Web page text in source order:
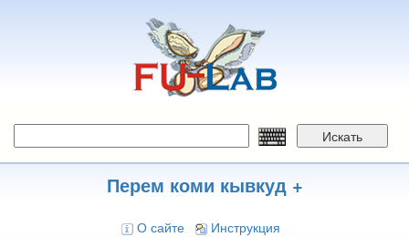
Искать
Перем коми кывкуд +
О сайте Инструкция